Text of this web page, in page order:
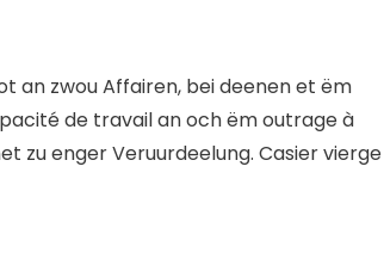
an zwou Affairen, bei deenen et ëm
de travail an och ëm outrage à
zu enger Veruurdeelung. Casier vierge